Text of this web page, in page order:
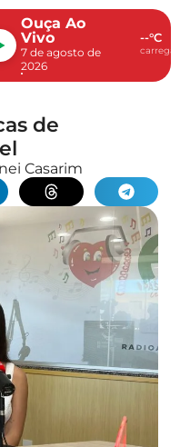
Ouça Ao
Vivo
7 de agosto de
2026
--°C
de
Casarim